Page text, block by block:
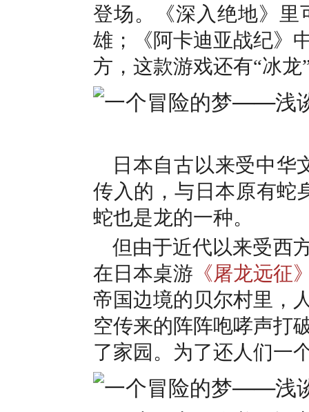
登场。《深入绝地》里
雄；《阿卡迪亚战纪》
方，这款游戏还有“冰龙
日本自古以来受中华
传入的，与日本原有蛇
蛇也是龙的一种。
但由于近代以来受西
在日本桌游 《屠龙远征
帝国边境的贝尔村里，
空传来的阵阵咆哮声打
了家园。为了还人们一